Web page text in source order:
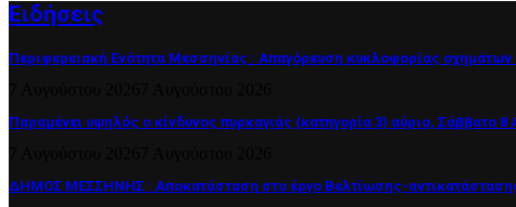
Ειδήσεις
Περιφερειακή Ενότητα Μεσσηνίας : Απαγόρευση κυκλοφορίας
Παραμένει υψηλός ο κίνδυνος πυρκαγιάς (κατηγορία 3) αύριο, Σάββατο 8
ΔΗΜΟΣ ΜΕΣΣΗΝΗΣ : Αποκατάσταση στο έργο Βελτίωσης-